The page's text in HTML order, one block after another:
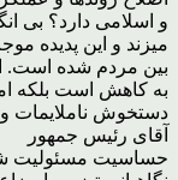
و اسلامی دارد؟ بی
میزند و این پدیده
بین مردم شده است.
به کاهش است بلکه
دستخوش ناملایمات
آقای رئیس جمهور
حساسیت مسئولیت